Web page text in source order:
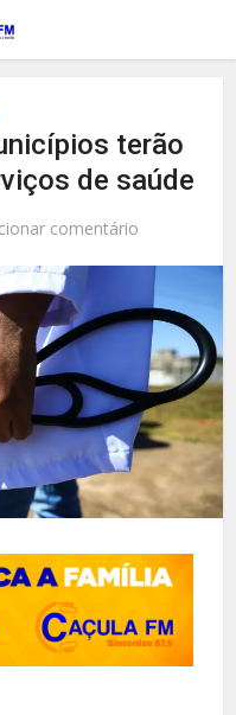
terão
de saúde
comentário